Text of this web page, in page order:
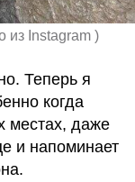
из Instagram )
Теперь я
когда
местах, даже
и напоминает